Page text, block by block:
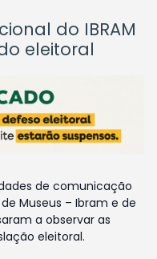
do IBRAM
eleitoral
de comunicação
Museus – Ibram e de
a observar as
eleitoral.